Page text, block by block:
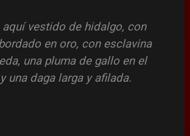
aquí vestido de hidalgo, con
en oro, con esclavina
una pluma de gallo en el
una daga larga y afilada.